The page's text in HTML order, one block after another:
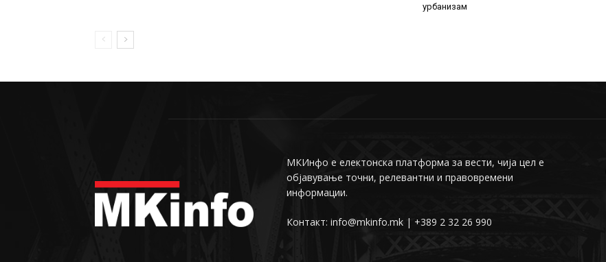
урбанизам
МКИнфо е електонска платформа за вести, чија цел е
објавување точни, релевантни и правовремени
информации.
Контакт: info@mkinfo.mk | +389 2 32 26 990